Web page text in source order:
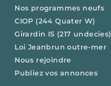
Nos programmes neufs
CIOP (244 Quater W)
Girardin IS (217 undecies)
Loi Jeanbrun outre-mer
Nous rejoindre
Publiez vos annonces